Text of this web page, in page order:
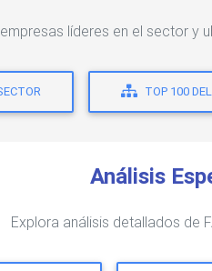
líderes en el sector y
TOP 100
Análisis
Explora análisis detallados de